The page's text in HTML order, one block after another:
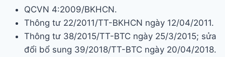
QCVN 4:2009/BKHCN.
Thông tư 22/2011/TT-BKHCN ngày 12/04/2011.
Thông tư 38/2015/TT-BTC ngày 25/3/2015; sửa
đổi bổ sung 39/2018/TT-BTC ngày 20/04/2018.